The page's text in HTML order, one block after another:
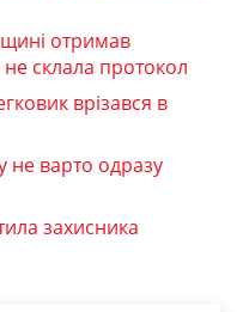
отримав
склала протокол
врізався в
не варто одразу
захисника